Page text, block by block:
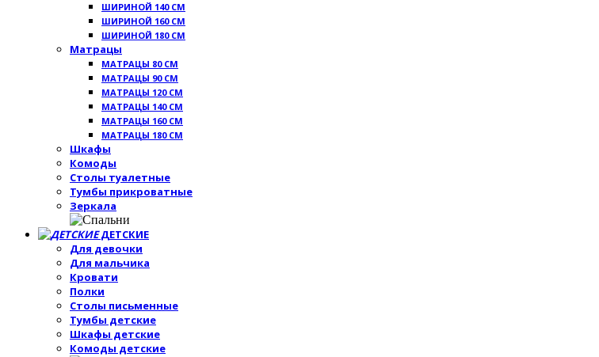
ШИРИНОЙ 140 СМ
ШИРИНОЙ 160 СМ
ШИРИНОЙ 180 СМ
Матрацы
МАТРАЦЫ 80 СМ
МАТРАЦЫ 90 СМ
МАТРАЦЫ 120 СМ
МАТРАЦЫ 140 СМ
МАТРАЦЫ 160 СМ
МАТРАЦЫ 180 СМ
Шкафы
Комоды
Столы туалетные
Тумбы прикроватные
Зеркала
ДЕТСКИЕ
Для девочки
Для мальчика
Кровати
Полки
Столы письменные
Тумбы детские
Шкафы детские
Комоды детские